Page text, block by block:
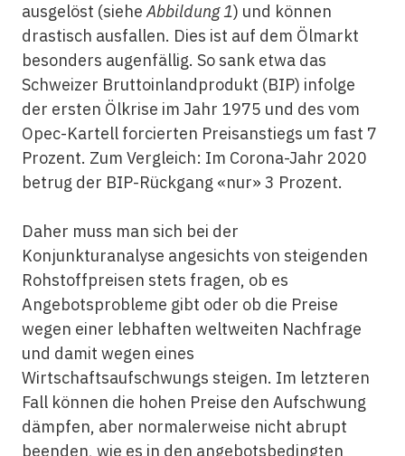
ausgelöst (sieheAbbildung 1) und können
drastisch ausfallen. Dies ist auf dem Ölmarkt
besonders augenfällig. So sank etwa das
Schweizer Bruttoinlandprodukt (BIP) infolge
der ersten Ölkrise im Jahr 1975 und des vom
Opec-Kartell forcierten Preisanstiegs um fast 7
Prozent. Zum Vergleich: Im Corona-Jahr 2020
betrug der BIP-Rückgang «nur» 3 Prozent.
Daher muss man sich bei der
Konjunkturanalyse angesichts von steigenden
Rohstoffpreisen stets fragen, ob es
Angebotsprobleme gibt oder ob die Preise
wegen einer lebhaften weltweiten Nachfrage
und damit wegen eines
Wirtschaftsaufschwungs steigen. Im letzteren
Fall können die hohen Preise den Aufschwung
dämpfen, aber normalerweise nicht abrupt
beenden, wie es in den angebotsbedingten